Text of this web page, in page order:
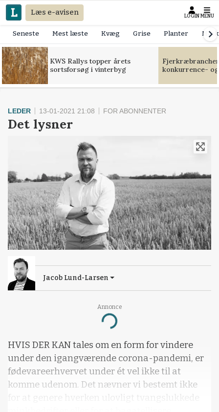
Læs e-avisen LOGIN MENU
Seneste Mest læste Kvæg Grise Planter
KWS Rallys topper årets
sortsforsøg i vinterbyg
konkurrence-
Annonce
Loading...
LEDER 13-01-2021 21:08 FOR ABONNENTER
Det lysner
Jacob Lund-Larsen
HVIS DER KAN tales om en form for vindere
under den igangværende corona-pandemi, er
fødevareerhvervet under ét vel ikke til at
komme udenom. Det nævner vi bestemt ikke
for at genere hverken ulovligt tvangslukkede